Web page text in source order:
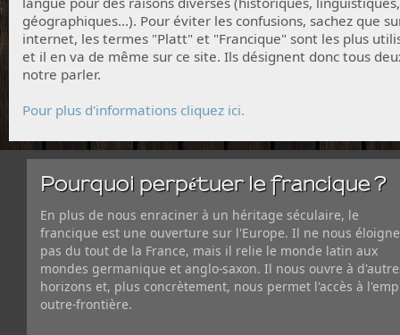
géographiques...). Pour éviter les confusions, sachez que
internet, les termes "Platt" et "Francique" sont les plus
et il en va de même sur ce site. Ils désignent donc tous
notre parler.
Pour plus d'informations cliquez ici.
Pourquoi perpétuer le francique ?
En plus de nous enraciner à un héritage séculaire, le
francique est une ouverture sur l'Europe. Il ne nous éloigne
pas du tout de la France, mais il relie le monde latin aux
mondes germanique et anglo-saxon. Il nous ouvre à
horizons et, plus concrètement, nous permet l'accès à
outre-frontière.